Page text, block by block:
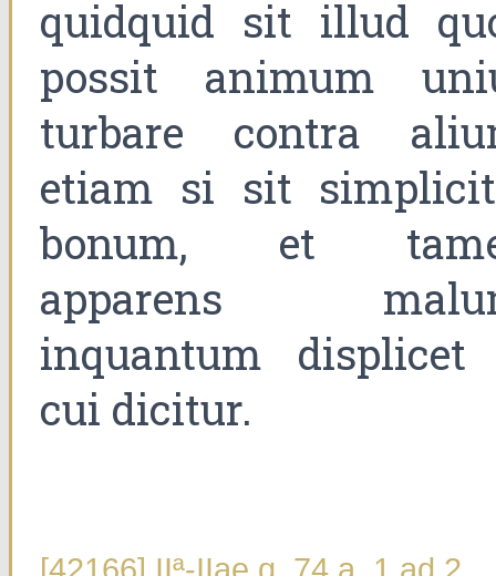
quidquid sit illud
possit animum
turbare contra
etiam si sit
bonum, et
apparens
inquantum displicet
cui dicitur.